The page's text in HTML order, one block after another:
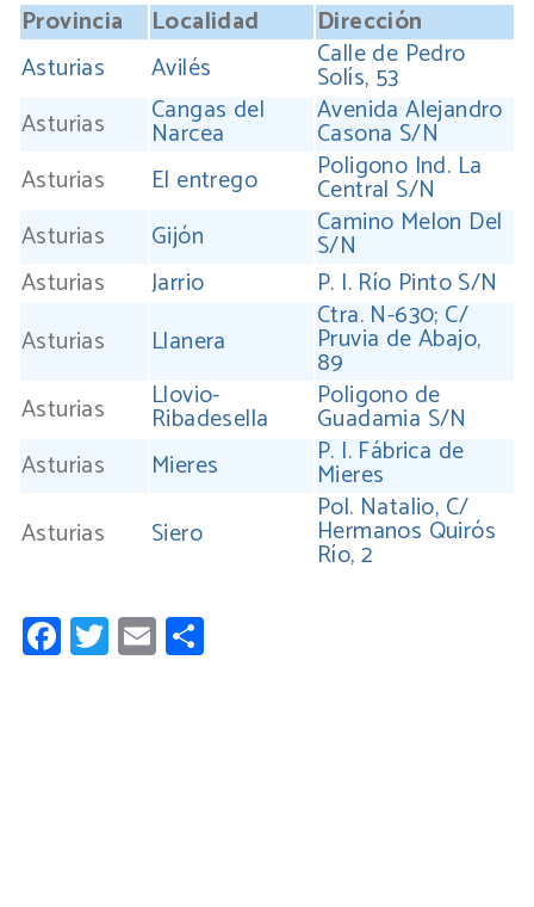
Provincia Localidad
Dirección
Asturias
Avilés Calle de Pedro
Solís, 53
Asturias
Cangas del
Narcea
Avenida Alejandro
Casona S/N
Asturias
El entrego Poligono Ind. La
Central S/N
Asturias
Gijón Camino Melon Del
S/N
Asturias
Jarrio
P. I. Río Pinto S/N
Asturias
Llanera
Ctra. N-630; C/
Pruvia de Abajo,
89
Asturias
Llovio-
Ribadesella
Poligono de
Guadamia S/N
Asturias
Mieres P. I. Fábrica de
Mieres
Asturias
Siero
Pol. Natalio, C/
Hermanos Quirós
Río, 2
Facebook
Twitter
Email